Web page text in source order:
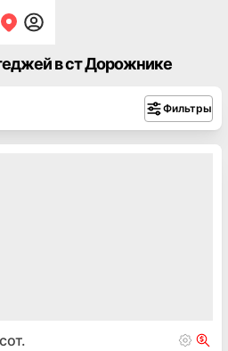
в ст Дорожнике
Фильтры